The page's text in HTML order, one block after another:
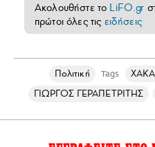
Ακολουθήστε το LiFO.gr
πρώτοι όλες τις ειδήσεις
Πολιτική Tags
ΓΙΩΡΓΟΣ ΓΕΡΑΠΕΤΡΙΤΗΣ